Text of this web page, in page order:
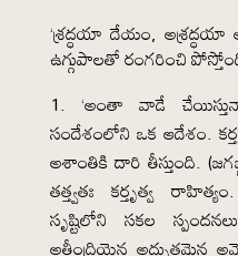
‘శ్రద్ధయా దేయం,
ఉగ్గుపాలతో రంగరించి
‘అంతా వాడే
సందేశంలోని ఒక ఆదేశం.
అశాంతికి దారి తీస్తుంది.
తత్త్వతః కర్తృత్వ
సృష్టిలోని సకల
అతీంద్రియైన అద్భుతమైన